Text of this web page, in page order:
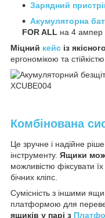
Зарядний
Акумуляторна
FOR ALL на 4 ампер
Міцний кейс із
ергономікою та
Комбінована
Це зручне і надійне
інструменту. Ящики
можливістю фіксувати
бічних кліпс.
Сумісність з іншими
платформою для
ящиків у парі з